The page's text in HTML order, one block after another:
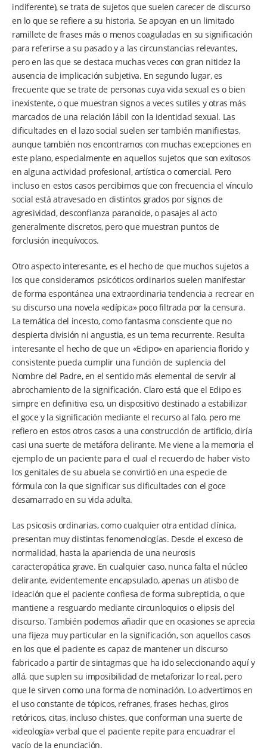
indiferente), se trata de sujetos que suelen carecer de discurso
en lo que se refiere a su historia. Se apoyan en un limitado
ramillete de frases más o menos coaguladas en su significación
para referirse a su pasado y a las circunstancias relevantes,
pero en las que se destaca muchas veces con gran nitidez la
ausencia de implicación subjetiva. En segundo lugar, es
frecuente que se trate de personas cuya vida sexual es o bien
inexistente, o que muestran signos a veces sutiles y otras más
marcados de una relación lábil con la identidad sexual. Las
dificultades en el lazo social suelen ser también manifiestas,
aunque también nos encontramos con muchas excepciones en
este plano, especialmente en aquellos sujetos que son exitosos
en alguna actividad profesional, artística o comercial. Pero
incluso en estos casos percibimos que con frecuencia el vínculo
social está atravesado en distintos grados por signos de
agresividad, desconfianza paranoide, o pasajes al acto
generalmente discretos, pero que muestran puntos de
forclusión inequívocos.
Otro aspecto interesante, es el hecho de que muchos sujetos a
los que consideramos psicóticos ordinarios suelen manifestar
de forma espontánea una extraordinaria tendencia a recrear en
su discurso una novela «edípica» poco filtrada por la censura.
La temática del incesto, como fantasma consciente que no
despierta división ni angustia, es un tema recurrente. Resulta
interesante el hecho de que un «Edipo» en apariencia florido y
consistente pueda cumplir una función de suplencia del
Nombre del Padre, en el sentido más elemental de servir al
abrochamiento de la significación. Claro está que el Edipo es
simpre en definitiva eso, un dispositivo destinado a estabilizar
el goce y la significación mediante el recurso al falo, pero me
refiero en estos otros casos a una construcción de artificio, diría
casi una suerte de metáfora delirante. Me viene a la memoria el
ejemplo de un paciente para el cual el recuerdo de haber visto
los genitales de su abuela se convirtió en una especie de
fórmula con la que significar sus dificultades con el goce
desamarrado en su vida adulta.
Las psicosis ordinarias, como cualquier otra entidad clínica,
presentan muy distintas fenomenologías. Desde el exceso de
normalidad, hasta la apariencia de una neurosis
caracteropática grave. En cualquier caso, nunca falta el núcleo
delirante, evidentemente encapsulado, apenas un atisbo de
ideación que el paciente confiesa de forma subrepticia, o que
mantiene a resguardo mediante circunloquios o elipsis del
discurso. También podemos añadir que en ocasiones se aprecia
una fijeza muy particular en la significación, son aquellos casos
en los que el paciente es capaz de mantener un discurso
fabricado a partir de sintagmas que ha ido seleccionando aquí y
allá, que suplen su imposibilidad de metaforizar lo real, pero
que le sirven como una forma de nominación. Lo advertimos en
el uso constante de tópicos, refranes, frases hechas, giros
retóricos, citas, incluso chistes, que conforman una suerte de
«ideología» verbal que el paciente repite para encuadrar el
vacío de la enunciación.